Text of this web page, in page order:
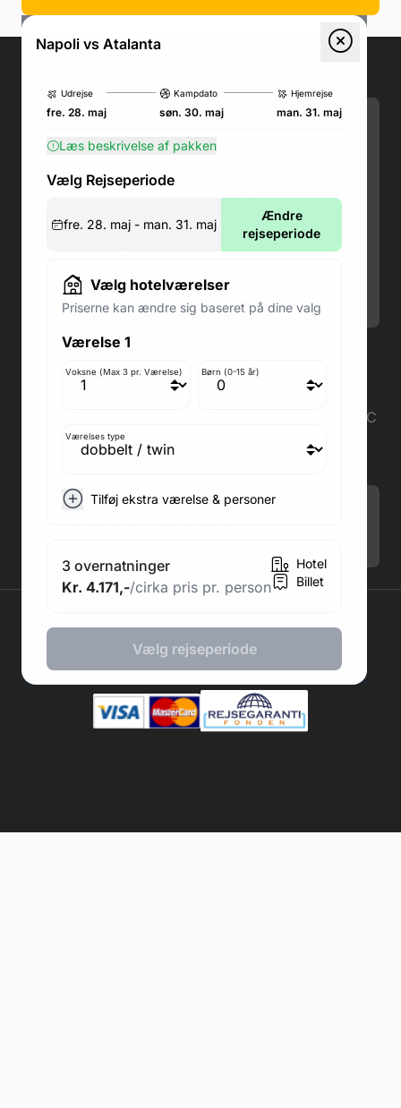
Napoli vs Atalanta
Udrejse
fre. 28. maj
Kampdato
søn. 30. maj
Hjemrejse
man. 31. maj
Læs beskrivelse af pakken
Vælg Rejseperiode
fre. 28. maj - man. 31. maj
Ændre
rejseperiode
Vælg hotelværelser
Priserne kan ændre sig baseret på dine valg
Værelse 1
Voksne (Max 3 pr. Værelse) Børn (0-15 år)
Værelses type
Tilføj ekstra værelse & personer
3 overnatninger
Kr. 4.171,-/cirka pris pr. person
Hotel
Billet
Vælg rejseperiode
Email:kundeservice@fodboldpakker.dk
Akuttelefon under rejsen: Nummeret står i
bunden af dit rejsedokument
Man-Ons: 09.00-18.00
Lørdag: 09.00-12.00
Søndag: Lukket
Adresse butik: Fodboldpakker ApS Rosendal 1C
2860 Søborg
Medlem af rejsegarantifonden: 3350
Adresse kontor: Fodboldpakker ApS Rosendal 1C
2860 Søborg
CVR: 41967218